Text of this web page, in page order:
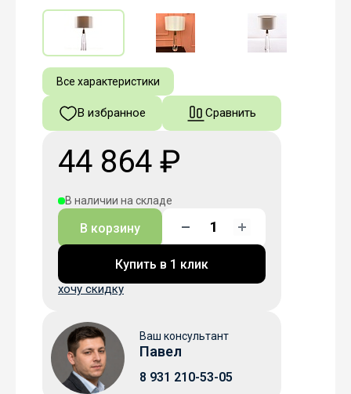
Все характеристики
Ваш консультант
Павел
8 931 210-53-05
В избранное Сравнить
44 864 ₽
В наличии на складе
В корзину
Купить в 1 клик
хочу скидку